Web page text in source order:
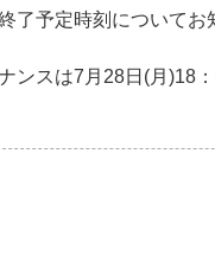
了予定時刻についてお
ンスは7月28日(月)18